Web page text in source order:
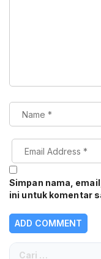
Simpan nama,
ini untuk komentar
Cari